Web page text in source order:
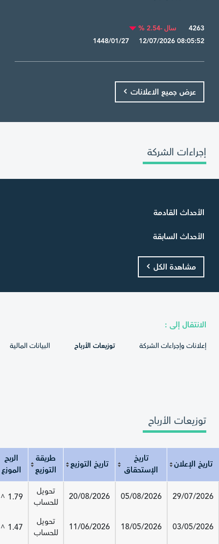
4263
سال -2.54 %
1448/01/27 12/07/2026 08:05:52
عرض جميع الاعلانات
إجراءات الشركة
الأحداث القادمة
الأحداث السابقة
مشاهدة الكل
الانتقال إلى :
إعلانات وإجراءات الشركة توزيعات الأرباح البيانات المالية
توزيعات الأرباح
تاريخ الإعلان
تاريخ
الإستحقاق
تاريخ التوزيع
طريقة
التوزيع
الربح
الموزع
تاريخ الإعلان
تاريخ الإستحقاق تاريخ التوزيع طريقة التوزيع الربح الموزع
29/07/2026
05/08/2026
20/08/2026
تحويل
للحساب
1.79
^
03/05/2026
18/05/2026
11/06/2026
تحويل
للحساب
1.47
^